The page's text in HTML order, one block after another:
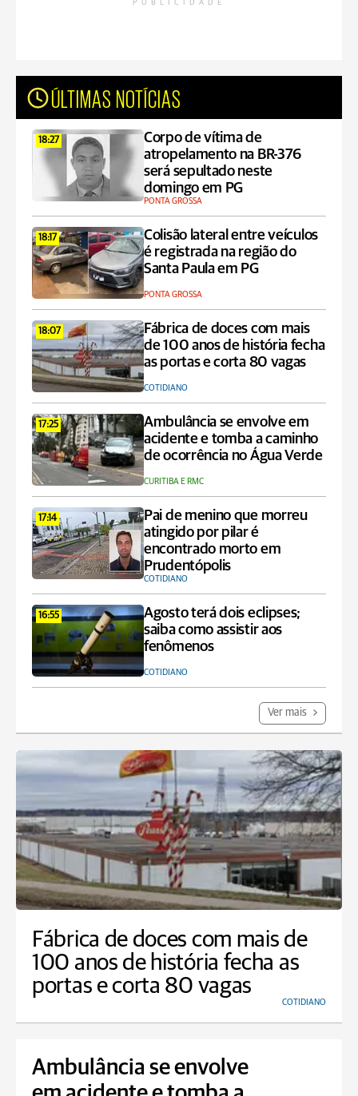
PUBLICIDADE
ÚLTIMAS NOTÍCIAS
18:27
Corpo de vítima de
atropelamento na BR-376
será sepultado neste
domingo em PG
PONTA GROSSA
18:17
Colisão lateral entre veículos
é registrada na região do
Santa Paula em PG
PONTA GROSSA
18:07
Fábrica de doces com mais
de 100 anos de história fecha
as portas e corta 80 vagas
COTIDIANO
17:25
Ambulância se envolve em
acidente e tomba a caminho
de ocorrência no Água Verde
CURITIBA E RMC
17:14
Pai de menino que morreu
atingido por pilar é
encontrado morto em
Prudentópolis
COTIDIANO
16:55
Agosto terá dois eclipses;
saiba como assistir aos
fenômenos
COTIDIANO
Ver mais
Fábrica de doces com mais de
100 anos de história fecha as
portas e corta 80 vagas
COTIDIANO
Ambulância se envolve